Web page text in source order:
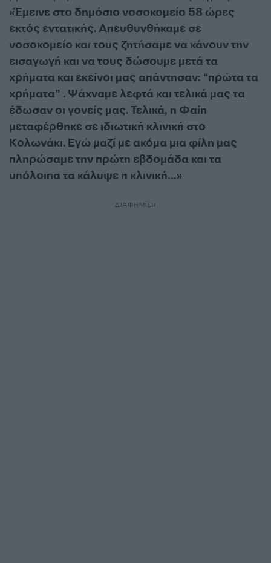
«Έμεινε στο δημόσιο νοσοκομείο 58 ώρες
εκτός εντατικής. Απευθυνθήκαμε σε
νοσοκομείο και τους ζητήσαμε να κάνουν την
εισαγωγή και να τους δώσουμε μετά τα
χρήματα και εκείνοι μας απάντησαν: “πρώτα τα
χρήματα” . Ψάχναμε λεφτά και τελικά μας τα
έδωσαν οι γονείς μας. Τελικά, η Φαίη
μεταφέρθηκε σε ιδιωτική κλινική στο
Κολωνάκι. Εγώ μαζί με ακόμα μια φίλη μας
πληρώσαμε την πρώτη εβδομάδα και τα
υπόλοιπα τα κάλυψε η κλινική…»
ΔΙΑΦΗΜΙΣΗ